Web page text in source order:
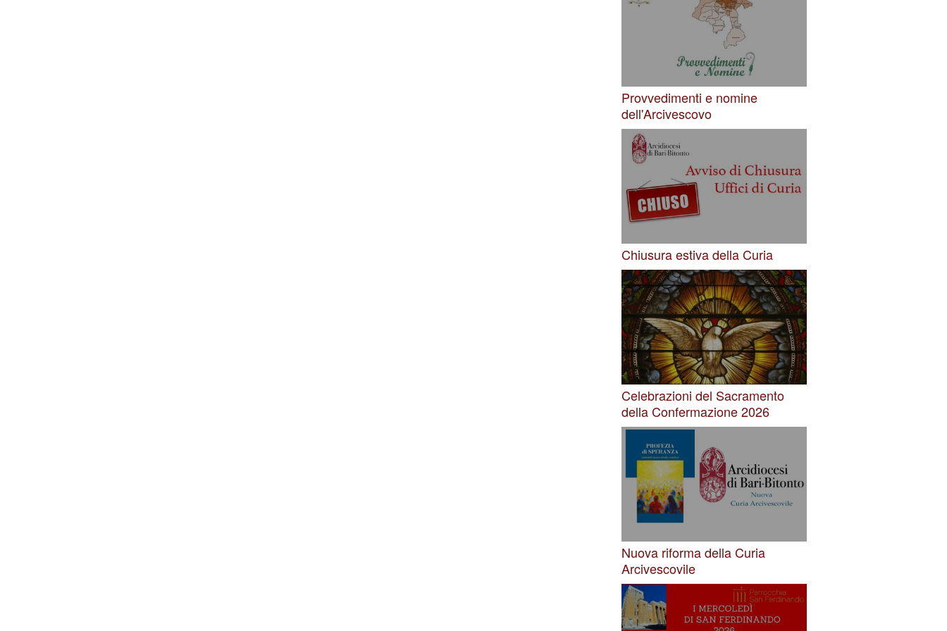
Provvedimenti e nomine
dell'Arcivescovo
Chiusura estiva della Curia
Celebrazioni del Sacramento
della Confermazione 2026
Nuova riforma della Curia
Arcivescovile